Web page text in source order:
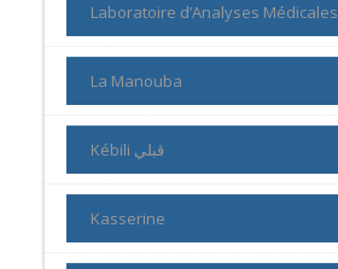
Laboratoire d’Analyses Médicales
La Manouba
Kébili ڨبلي
Kasserine